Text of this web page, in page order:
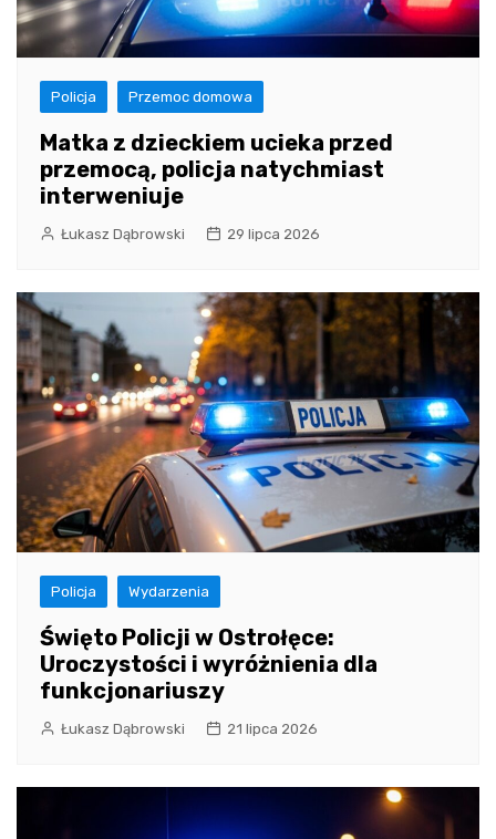
Policja Przemoc domowa
Matka z dzieckiem ucieka przed
przemocą, policja natychmiast
interweniuje
Łukasz Dąbrowski 29 lipca 2026
Policja Wydarzenia
Święto Policji w Ostrołęce:
Uroczystości i wyróżnienia dla
funkcjonariuszy
Łukasz Dąbrowski 21 lipca 2026